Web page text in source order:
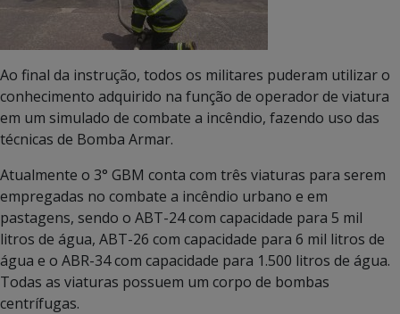
Ao final da instrução, todos os militares puderam utilizar o
conhecimento adquirido na função de operador de viatura
em um simulado de combate a incêndio, fazendo uso das
técnicas de Bomba Armar.
Atualmente o 3° GBM conta com três viaturas para serem
empregadas no combate a incêndio urbano e em
pastagens, sendo o ABT-24 com capacidade para 5 mil
litros de água, ABT-26 com capacidade para 6 mil litros de
água e o ABR-34 com capacidade para 1.500 litros de água.
Todas as viaturas possuem um corpo de bombas
centrífugas.